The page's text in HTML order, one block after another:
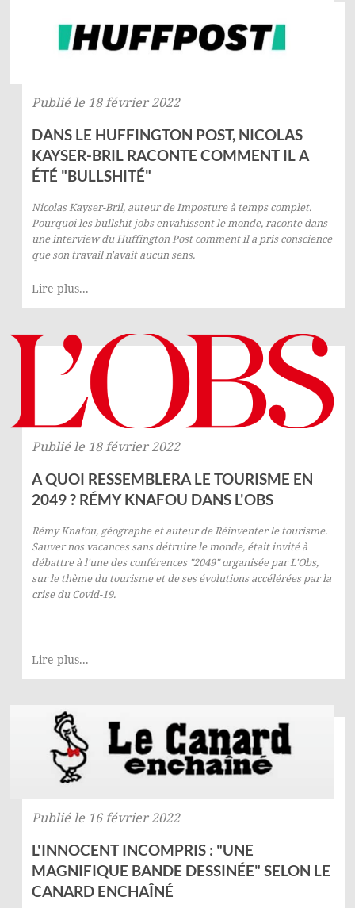
Publié le 18 février 2022
DANS LE HUFFINGTON POST, NICOLAS
KAYSER-BRIL RACONTE COMMENT IL A
ÉTÉ "BULLSHITÉ"
Nicolas Kayser-Bril, auteur de Imposture à temps complet.
Pourquoi les bullshit jobs envahissent le monde, raconte dans
une interview duHuffington Postcomment il a pris conscience
que son travail n'avait aucun sens.
Lire plus...
Publié le 18 février 2022
A QUOI RESSEMBLERA LE TOURISME EN
2049 ? RÉMY KNAFOU DANS L'OBS
Rémy Knafou, géographe et auteur de Réinventer le tourisme.
Sauver nos vacances sans détruire le monde, était invité à
débattre à l'une des conférences "2049" organisée parL'Obs,
sur le thème du tourisme et de ses évolutions accélérées par la
crise du Covid-19.
Lire plus...
Publié le 16 février 2022
L'INNOCENT INCOMPRIS : "UNE
MAGNIFIQUE BANDE DESSINÉE" SELON LE
CANARD ENCHAÎNÉ